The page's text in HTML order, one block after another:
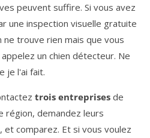
peuvent suffire. Si vous avez
une inspection visuelle gratuite
ne trouve rien mais que vous
un chien détecteur. Ne
je l'ai fait.
trois entreprises de
région, demandez leurs
comparez. Et si vous voulez